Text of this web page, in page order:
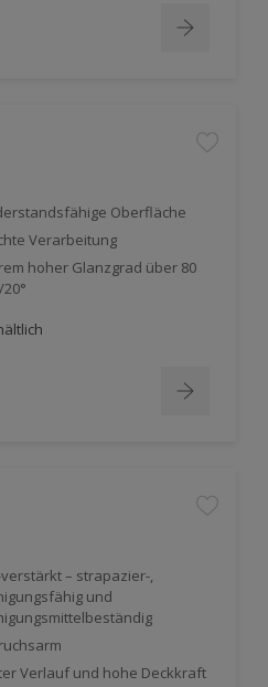
Oberfläche
Verarbeitung
hoher Glanzgrad über 80
verstärkt – strapazier-,
und
Verlauf und hohe Deckkraft